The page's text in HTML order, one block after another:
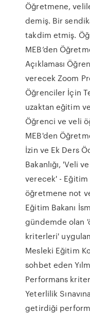
Öğretmene,
demiş. Bir
takdim etmiş.
MEB’den
Açıklaması
verecek Zoom
Öğrenciler İçin
uzaktan eğitim
Öğrenci ve veli
MEB'den
İzin ve Ek Ders
Bakanlığı, 'Veli
verecek' - Eğitim
öğretmene not
Eğitim Bakanı
gündemde olan
kriterleri'
Mesleki Eğitim
sohbet eden
Performans
Yeterlilik
getirdiği